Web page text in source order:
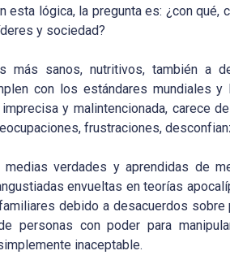
lógica, la pregunta es: ¿con qué,
y sociedad?
sanos, nutritivos, también a
con los estándares mundiales y
y malintencionada, carece
frustraciones,
verdades y aprendidas de
envueltas en teorías
debido a desacuerdos sobre
personas con poder para
inaceptable.